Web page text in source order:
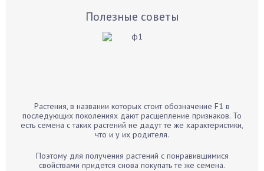
Бархатцы
Бегония
Бирючина
Полезные советы
Растения, в названии которых стоит обозначение F1 в
последующих поколениях дают расщепление признаков. То
есть семена с таких растений не дадут те же характеристики,
что и у их родителя.
Поэтому для получения растений с понравившимися
свойствами придется снова покупать те же семена.